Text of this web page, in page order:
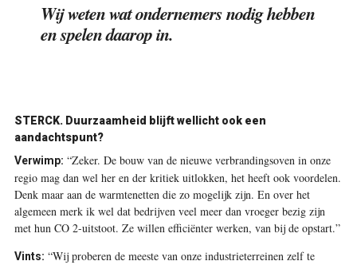
Wij weten wat ondernemers nodig hebben
en spelen daarop in.
STERCK. Duurzaamheid blijft wellicht ook een
aandachtspunt?
Verwimp: “Zeker. De bouw van de nieuwe verbrandingsoven in onze
regio mag dan wel her en der kritiek uitlokken, het heeft ook voordelen.
Denk maar aan de warmtenetten die zo mogelijk zijn. En over het
algemeen merk ik wel dat bedrijven veel meer dan vroeger bezig zijn
met hun CO 2-uitstoot. Ze willen efficiënter werken, van bij de opstart.”
Vints: “Wij proberen de meeste van onze industrieterreinen zelf te